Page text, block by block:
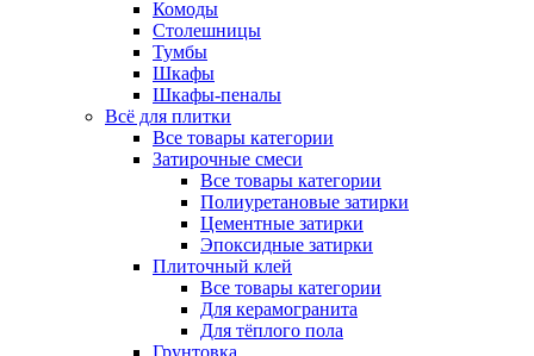
Комоды
Столешницы
Тумбы
Шкафы
Шкафы-пеналы
Всё для плитки
Все товары категории
Затирочные смеси
Все товары категории
Полиуретановые затирки
Цементные затирки
Эпоксидные затирки
Плиточный клей
Все товары категории
Для керамогранита
Для тёплого пола
Грунтовка